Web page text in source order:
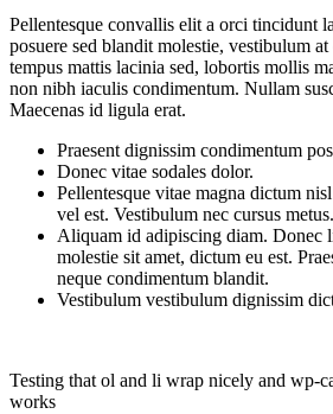
Pellentesque convallis elit a orci tincidunt
posuere sed blandit molestie, vestibulum
tempus mattis lacinia sed, lobortis mollis
non nibh iaculis condimentum. Nullam
Maecenas id ligula erat.
Praesent dignissim condimentum
Donec vitae sodales dolor.
Pellentesque vitae magna dictum
vel est. Vestibulum nec cursus metus.
Aliquam id adipiscing diam. Donec
molestie sit amet, dictum eu est.
neque condimentum blandit.
Vestibulum vestibulum dignissim
Testing that ol and li wrap nicely and wp-
works